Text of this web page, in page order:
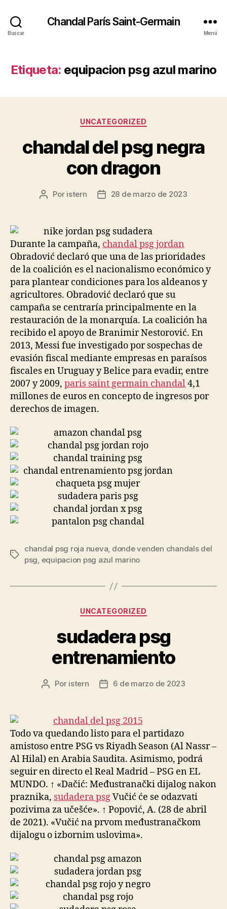
Buscar
Chandal París Saint-Germain
Menú
Etiqueta: equipacion psg azul marino
Categorías
UNCATEGORIZED
chandal del psg negra
con dragon
Autor
entrada
Por istern
Fecha
entrada
28 de marzo de 2023
Durante la campaña, chandal psg jordan
Obradović declaró que una de las prioridades
de la coalición es el nacionalismo económico y
para plantear condiciones para los aldeanos y
agricultores. Obradović declaró que su
campaña se centraría principalmente en la
restauración de la monarquía. La coalición ha
recibido el apoyo de Branimir Nestorović. En
2013, Messi fue investigado por sospechas de
evasión fiscal mediante empresas en paraísos
fiscales en Uruguay y Belice para evadir, entre
2007 y 2009, paris saint germain chandal4,1
millones de euros en concepto de ingresos por
derechos de imagen.
Etiquetas
chandal psg roja nueva, donde venden chandals del
psg, equipacion psg azul marino
Categorías
UNCATEGORIZED
sudadera psg
entrenamiento
Autor
entrada
Por istern
Fecha
entrada
6 de marzo de 2023
Todo va quedando listo para el partidazo
amistoso entre PSG vs Riyadh Season (Al Nassr –
Al Hilal) en Arabia Saudita. Asimismo, podrá
seguir en directo el Real Madrid – PSG en EL
MUNDO. ↑ «Dačić: Međustranački dijalog nakon
praznika, sudadera psgVučić će se odazvati
pozivima za učešće». ↑ Popović, A. (28 de abril
de 2021). «Vučić na prvom međustranačkom
dijalogu o izbornim uslovima».